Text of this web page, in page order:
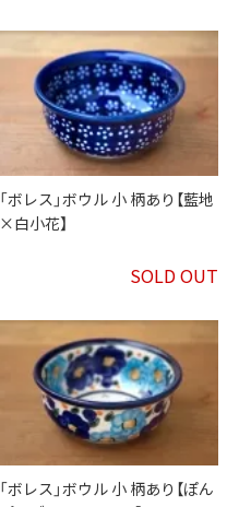
「ボレス」ボウル 小 柄あり【藍地
×白小花】
SOLD OUT
「ボレス」ボウル 小 柄あり【ぽん